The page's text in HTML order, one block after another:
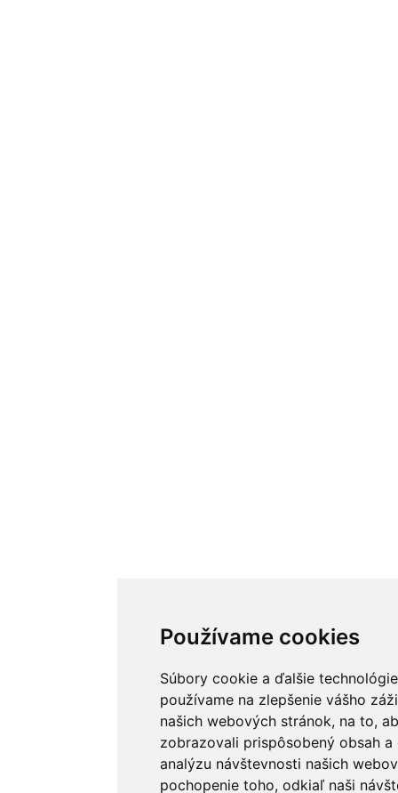
Používame cookies
Súbory cookie a ďalšie
používame na zlepšenie vášho
našich webových stránok, na to,
zobrazovali prispôsobený obsah a
analýzu návštevnosti našich
pochopenie toho, odkiaľ naši